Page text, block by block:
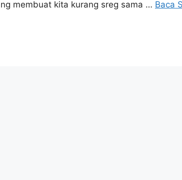
membuat kita kurang sreg sama … Baca